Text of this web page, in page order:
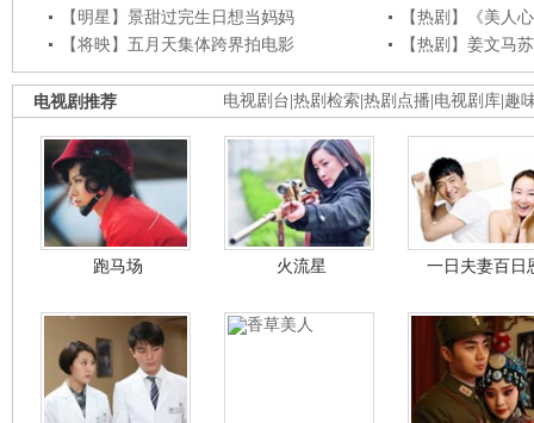
【明星】景甜过完生日想当妈妈
【热剧】《美人
【将映】五月天集体跨界拍电影
【热剧】姜文马
电视剧台 热剧检索 热剧点播 电视剧库 趣
电视剧推荐
跑马场 火流星 一日夫妻百日